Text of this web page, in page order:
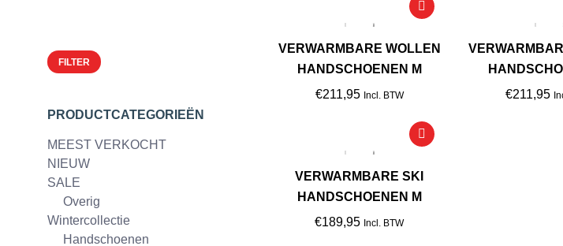
VERWARMBARE WOLLEN
HANDSCHOENEN M
€211,95 Incl. BTW
€211,95
VERWARMBARE SKI
HANDSCHOENEN M
€189,95 Incl. BTW
FILTER
PRODUCTCATEGORIEËN
MEEST VERKOCHT
NIEUW
SALE
Overig
Wintercollectie
Handschoenen